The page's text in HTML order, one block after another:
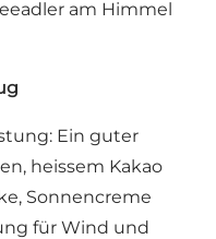
am Himmel
Ein guter
heissem Kakao
Sonnencreme
für Wind und